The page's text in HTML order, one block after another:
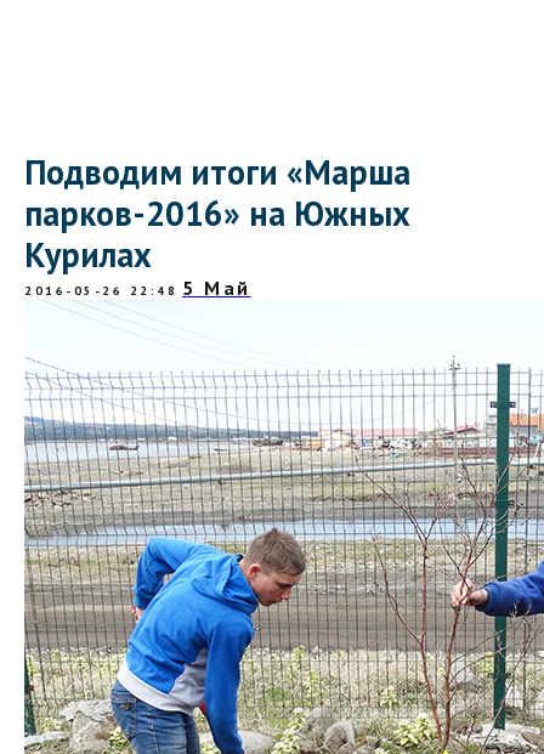
Подводим итоги «Марша
парков-2016» на Южных
Курилах
2016-05-26 22:48 5 Май